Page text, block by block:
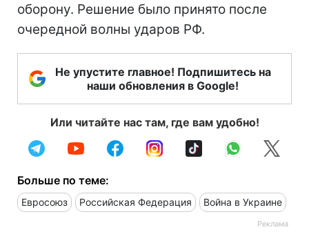
оборону. Решение было принято после
очередной волны ударов РФ.
Не упустите главное! Подпишитесь на
наши обновления в Google!
Или читайте нас там, где вам удобно!
Больше по теме:
Евросоюз Российская Федерация Война в Украине